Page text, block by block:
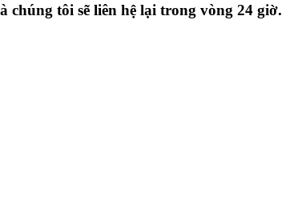
chúng tôi sẽ liên hệ lại trong vòng 24 giờ.